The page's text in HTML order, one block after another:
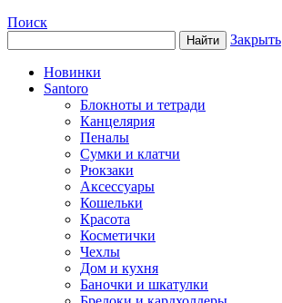
Поиск
Закрыть
Новинки
Santoro
Блокноты и тетради
Канцелярия
Пеналы
Сумки и клатчи
Рюкзаки
Аксессуары
Кошельки
Красота
Косметички
Чехлы
Дом и кухня
Баночки и шкатулки